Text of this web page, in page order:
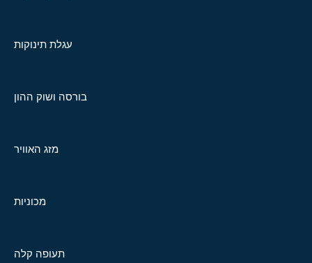
עגלת תינוקות
בורסה ושוק ההון
מזג האוויר
מכוניות
תעופה קלה